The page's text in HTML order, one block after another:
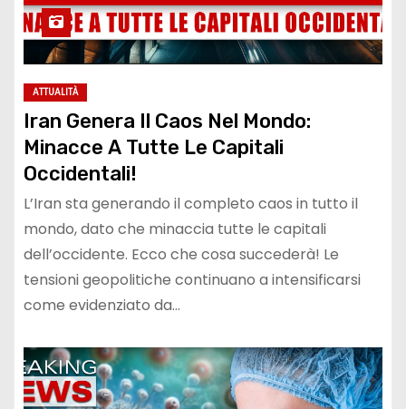
ATTUALITÀ
Iran Genera Il Caos Nel Mondo:
Minacce A Tutte Le Capitali
Occidentali!
L’Iran sta generando il completo caos in tutto il
mondo, dato che minaccia tutte le capitali
dell’occidente. Ecco che cosa succederà! Le
tensioni geopolitiche continuano a intensificarsi
come evidenziato da…